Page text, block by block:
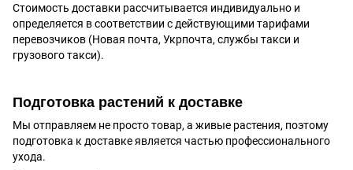
Стоимость доставки рассчитывается индивидуально и
определяется в соответствии с действующими тарифами
перевозчиков (Новая почта, Укрпочта, службы такси и
грузового такси).
Подготовка растений к доставке
Мы отправляем не просто товар, а живые растения, поэтому
подготовка к доставке является частью профессионального
ухода.